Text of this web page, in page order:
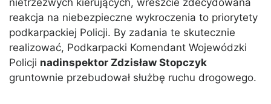
nietrzeźwych kierujących, wreszcie zdecydowana
reakcja na niebezpieczne wykroczenia to priorytety
podkarpackiej Policji. By zadania te skutecznie
realizować, Podkarpacki Komendant Wojewódzki
Policji nadinspektor Zdzisław Stopczyk
gruntownie przebudował służbę ruchu drogowego.